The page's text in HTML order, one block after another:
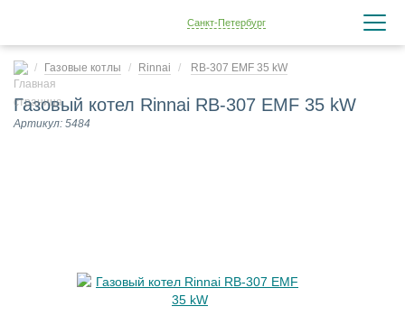
Санкт-Петербург
Газовые котлы Rinnai RB-307 EMF 35 kW
Газовый котел Rinnai RB-307 EMF 35 kW
Артикул: 5484